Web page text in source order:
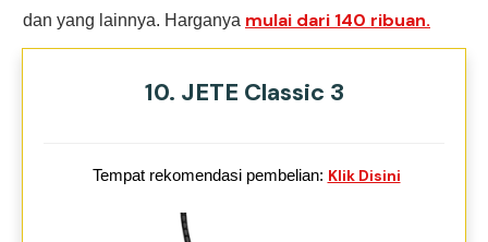
dan yang lainnya. Harganya mulai dari 140 ribuan.
10. JETE Classic 3
Tempat rekomendasi pembelian: Klik Disini